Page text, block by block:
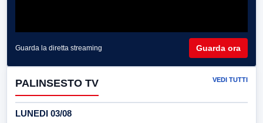
Guarda la diretta streaming Guarda ora
PALINSESTO TV VEDI TUTTI
LUNEDI 03/08